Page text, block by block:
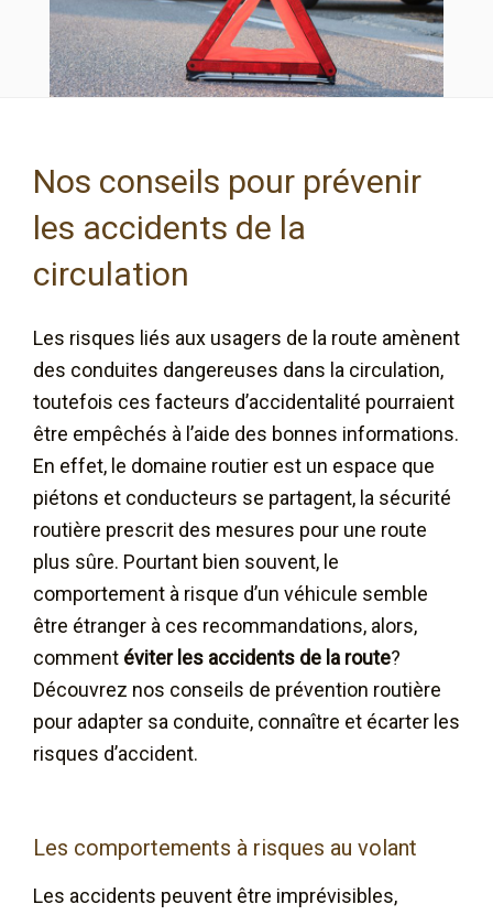
Nos conseils pour prévenir
les accidents de la
circulation
Les risques liés aux usagers de la route amènent
des conduites dangereuses dans la circulation,
toutefois ces facteurs d’accidentalité pourraient
être empêchés à l’aide des bonnes informations.
En effet, le domaine routier est un espace que
piétons et conducteurs se partagent, la sécurité
routière prescrit des mesures pour une route
plus sûre. Pourtant bien souvent, le
comportement à risque d’un véhicule semble
être étranger à ces recommandations, alors,
comment éviter les accidents de la route?
Découvrez nos conseils de prévention routière
pour adapter sa conduite, connaître et écarter les
risques d’accident.
Les comportements à risques au volant
Les accidents peuvent être imprévisibles,